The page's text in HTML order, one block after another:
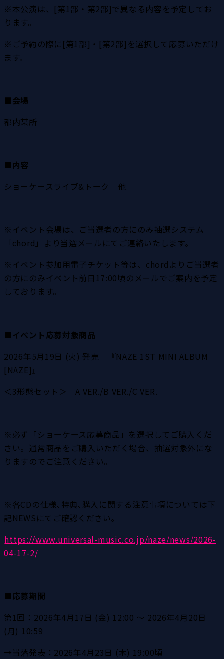
※本公演は、[第1部・第2部]で異なる内容を予定してお
ります。
※ご予約の際に[第1部]・[第2部]を選択して応募いただけ
ます。
■会場
都内某所
■内容
ショーケースライブ&トーク　他
※イベント会場は、ご当選者の方にのみ抽選システム
「chord」より当選メールにてご連絡いたします。
※イベント参加用電子チケット等は、chordよりご当選者
の方にのみイベント前日17:00頃のメールでご案内を予定
しております。
■イベント応募対象商品
2026年5月19日 (火) 発売　『NAZE 1ST MINI ALBUM
[NAZE]』
＜3形態セット＞　A VER./B VER./C VER.
※必ず「ショーケース応募商品」を選択してご購入くだ
さい。通常商品をご購入いただく場合、抽選対象外にな
りますのでご注意ください。
※各CDの仕様､特典､購入に関する注意事項については下
記NEWSにてご確認ください｡
https://www.universal-music.co.jp/naze/news/2026-
04-17-2/
■応募期間
第1回：2026年4月17日 (金) 12:00 ～ 2026年4月20日
(月) 10:59
→当落発表：2026年4月23日 (木) 19:00頃